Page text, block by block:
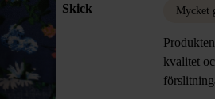
Skick Mycket
kvalitet